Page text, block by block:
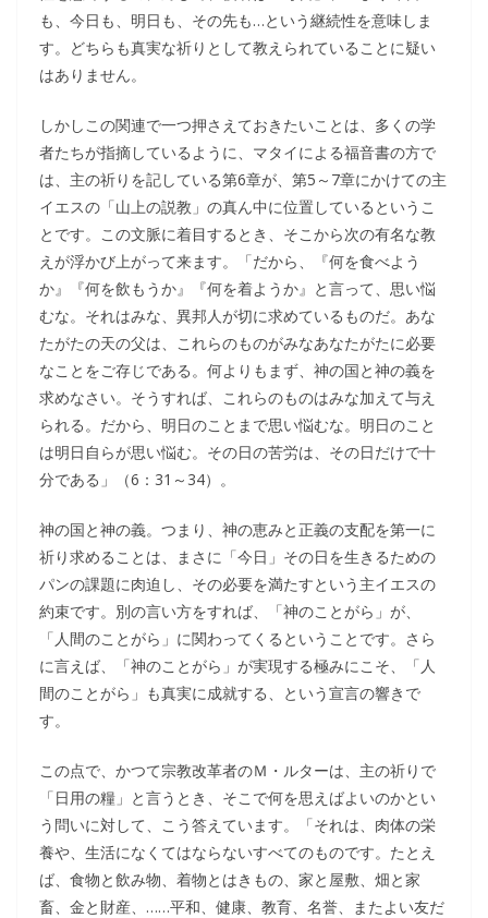
も、今日も、明日も、その先も…という継続性を意味しま
す。どちらも真実な祈りとして教えられていることに疑い
はありません。
しかしこの関連で一つ押さえておきたいことは、多くの学
者たちが指摘しているように、マタイによる福音書の方で
は、主の祈りを記している第6章が、第5～7章にかけての主
イエスの「山上の説教」の真ん中に位置しているというこ
とです。この文脈に着目するとき、そこから次の有名な教
えが浮かび上がって来ます。「だから、『何を食べよう
か』『何を飲もうか』『何を着ようか』と言って、思い悩
むな。それはみな、異邦人が切に求めているものだ。あな
たがたの天の父は、これらのものがみなあなたがたに必要
なことをご存じである。何よりもまず、神の国と神の義を
求めなさい。そうすれば、これらのものはみな加えて与え
られる。だから、明日のことまで思い悩むな。明日のこと
は明日自らが思い悩む。その日の苦労は、その日だけで十
分である」（6：31～34）。
神の国と神の義。つまり、神の恵みと正義の支配を第一に
祈り求めることは、まさに「今日」その日を生きるための
パンの課題に肉迫し、その必要を満たすという主イエスの
約束です。別の言い方をすれば、「神のことがら」が、
「人間のことがら」に関わってくるということです。さら
に言えば、「神のことがら」が実現する極みにこそ、「人
間のことがら」も真実に成就する、という宣言の響きで
す。
この点で、かつて宗教改革者のＭ・ルターは、主の祈りで
「日用の糧」と言うとき、そこで何を思えばよいのかとい
う問いに対して、こう答えています。「それは、肉体の栄
養や、生活になくてはならないすべてのものです。たとえ
ば、食物と飲み物、着物とはきもの、家と屋敷、畑と家
畜、金と財産、……平和、健康、教育、名誉、またよい友だ